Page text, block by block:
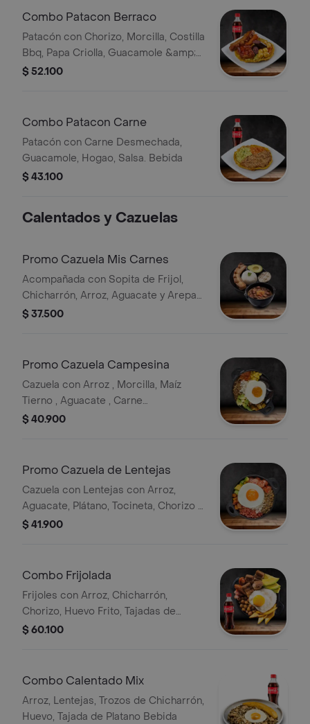
Combo Patacon Berraco
Patacón con Chorizo, Morcilla, Costilla
Bbq, Papa Criolla, Guacamole &amp;
Hogao Bebida
$ 52.100
Combo Patacon Carne
Patacón con Carne Desmechada,
Guacamole, Hogao, Salsa. Bebida
$ 43.100
Calentados y Cazuelas
Promo Cazuela Mis Carnes
Acompañada con Sopita de Frijol,
Chicharrón, Arroz, Aguacate y Arepa
de Pincho.
$ 37.500
Promo Cazuela Campesina
Cazuela con Arroz , Morcilla, Maíz
Tierno , Aguacate , Carne
Desmechada , Plátano Maduro y
$ 40.900
Promo Cazuela de Lentejas
Cazuela con Lentejas con Arroz,
Aguacate, Plátano, Tocineta, Chorizo y
Huevo.
$ 41.900
Combo Frijolada
Frijoles con Arroz, Chicharrón,
Chorizo, Huevo Frito, Tajadas de
Plátano y Aguacate Bebida
$ 60.100
Combo Calentado Mix
Arroz, Lentejas, Trozos de Chicharrón,
Huevo, Tajada de Platano Bebida